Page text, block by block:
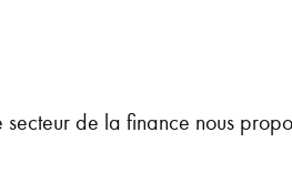
de la finance nous